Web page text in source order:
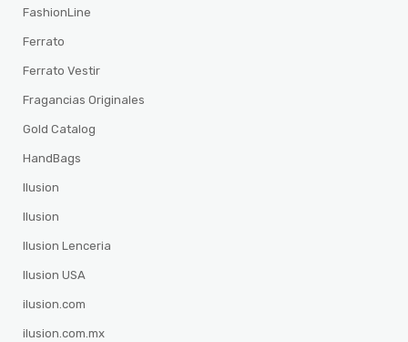
FashionLine
Ferrato
Ferrato Vestir
Fragancias Originales
Gold Catalog
HandBags
Ilusion
Ilusion
Ilusion Lenceria
Ilusion USA
ilusion.com
ilusion.com.mx